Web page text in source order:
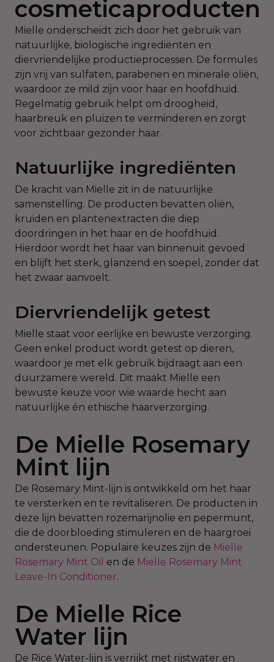
cosmeticaproducten
Mielle onderscheidt zich door het gebruik van
natuurlijke, biologische ingrediënten en
diervriendelijke productieprocessen. De formules
zijn vrij van sulfaten, parabenen en minerale oliën,
waardoor ze mild zijn voor haar en hoofdhuid.
Regelmatig gebruik helpt om droogheid,
haarbreuk en pluizen te verminderen en zorgt
voor zichtbaar gezonder haar.
Natuurlijke ingrediënten
De kracht van Mielle zit in de natuurlijke
samenstelling. De producten bevatten oliën,
kruiden en plantenextracten die diep
doordringen in het haar en de hoofdhuid.
Hierdoor wordt het haar van binnenuit gevoed
en blijft het sterk, glanzend en soepel, zonder dat
het zwaar aanvoelt.
Diervriendelijk getest
Mielle staat voor eerlijke en bewuste verzorging.
Geen enkel product wordt getest op dieren,
waardoor je met elk gebruik bijdraagt aan een
duurzamere wereld. Dit maakt Mielle een
bewuste keuze voor wie waarde hecht aan
natuurlijke én ethische haarverzorging.
De Mielle Rosemary
Mint lijn
De Rosemary Mint-lijn is ontwikkeld om het haar
te versterken en te revitaliseren. De producten in
deze lijn bevatten rozemarijnolie en pepermunt,
die de doorbloeding stimuleren en de haargroei
ondersteunen. Populaire keuzes zijn de Mielle
Rosemary Mint Oil en de Mielle Rosemary Mint
Leave-In Conditioner.
De Mielle Rice
Water lijn
De Rice Water-lijn is verrijkt met rijstwater en